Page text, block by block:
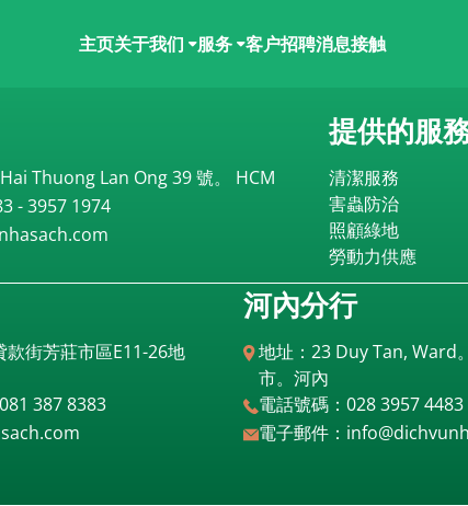
主页关于我们 服务 客户招聘消息接触
Thuong Lan Ong 39 號。 HCM
- 3957 1974
提供的服
清潔服務
害蟲防治
照顧綠地
勞動力供應
街芳莊市區E11-26地
387 8383
河內分行
地址：23 Duy Tan, Ward
市。河內
電話號碼：028 3957
電子郵件：